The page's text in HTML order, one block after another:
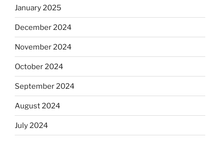
January 2025
December 2024
November 2024
October 2024
September 2024
August 2024
July 2024